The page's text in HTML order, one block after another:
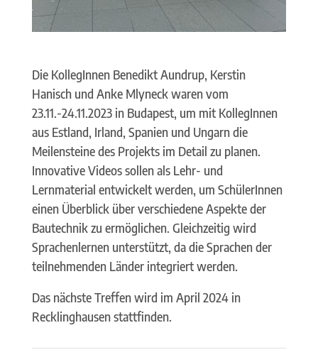
Die KollegInnen Benedikt Aundrup, Kerstin
Hanisch und Anke Mlyneck waren vom
23.11.-24.11.2023 in Budapest, um mit KollegInnen
aus Estland, Irland, Spanien und Ungarn die
Meilensteine des Projekts im Detail zu planen.
Innovative Videos sollen als Lehr- und
Lernmaterial entwickelt werden, um SchülerInnen
einen Überblick über verschiedene Aspekte der
Bautechnik zu ermöglichen. Gleichzeitig wird
Sprachenlernen unterstützt, da die Sprachen der
teilnehmenden Länder integriert werden.
Das nächste Treffen wird im April 2024 in
Recklinghausen stattfinden.